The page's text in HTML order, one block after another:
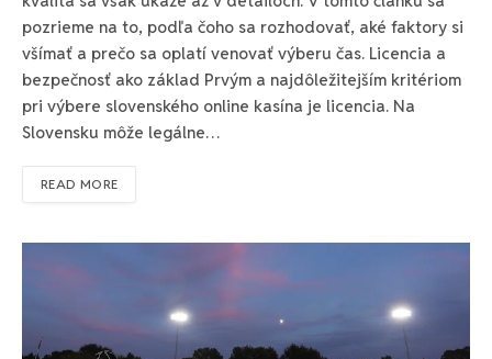
pozrieme na to, podľa čoho sa rozhodovať, aké faktory si
všímať a prečo sa oplatí venovať výberu čas. Licencia a
bezpečnosť ako základ Prvým a najdôležitejším kritériom
pri výbere slovenského online kasína je licencia. Na
Slovensku môže legálne…
READ MORE